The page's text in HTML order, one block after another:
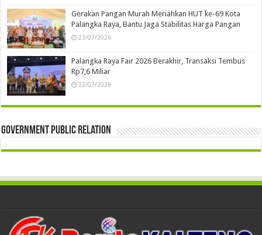
Gerakan Pangan Murah Meriahkan HUT ke-69 Kota
Palangka Raya, Bantu Jaga Stabilitas Harga Pangan
23/07/2026
Palangka Raya Fair 2026 Berakhir, Transaksi Tembus
Rp7,6 Miliar
22/07/2026
Government Public Relation